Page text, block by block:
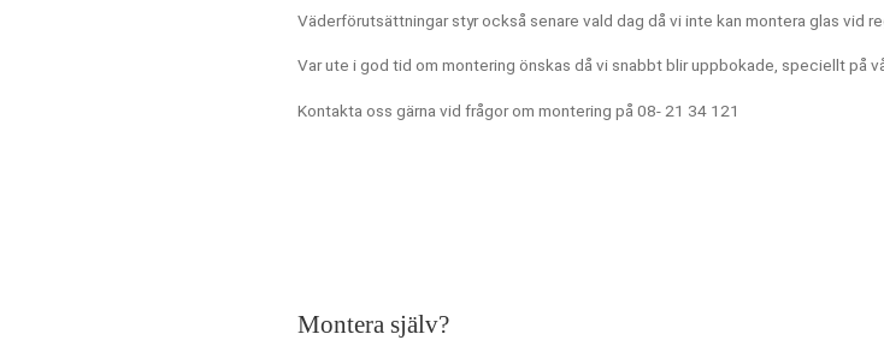
December 2026
Vecka Status
Text
Väderförutsättningar styr också senare vald dag då vi inte kan montera glas vid
Var ute i god tid om montering önskas då vi snabbt blir uppbokade, speciellt på
Kontakta oss gärna vid frågor om montering på 08- 21 34 121
Montera själv?